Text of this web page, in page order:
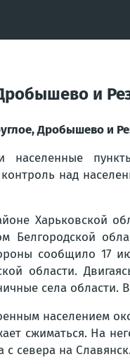
и
Дробышево и
населенные
над
Харьковской
Белгородской
сообщило 17
области.
села
населением
сжиматься. На
севера на Славянск.